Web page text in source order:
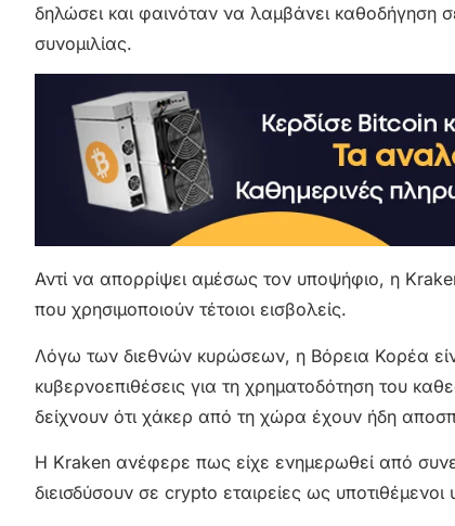
δηλώσει και φαινόταν να λαμβάνει καθοδήγηση
συνομιλίας.
Αντί να απορρίψει αμέσως τον υποψήφιο, η
που χρησιμοποιούν τέτοιοι εισβολείς.
Λόγω των διεθνών κυρώσεων, η Βόρεια Κορέα
κυβερνοεπιθέσεις για τη χρηματοδότηση του
δείχνουν ότι χάκερ από τη χώρα έχουν ήδη
Η Kraken ανέφερε πως είχε ενημερωθεί από
διεισδύσουν σε crypto εταιρείες ως